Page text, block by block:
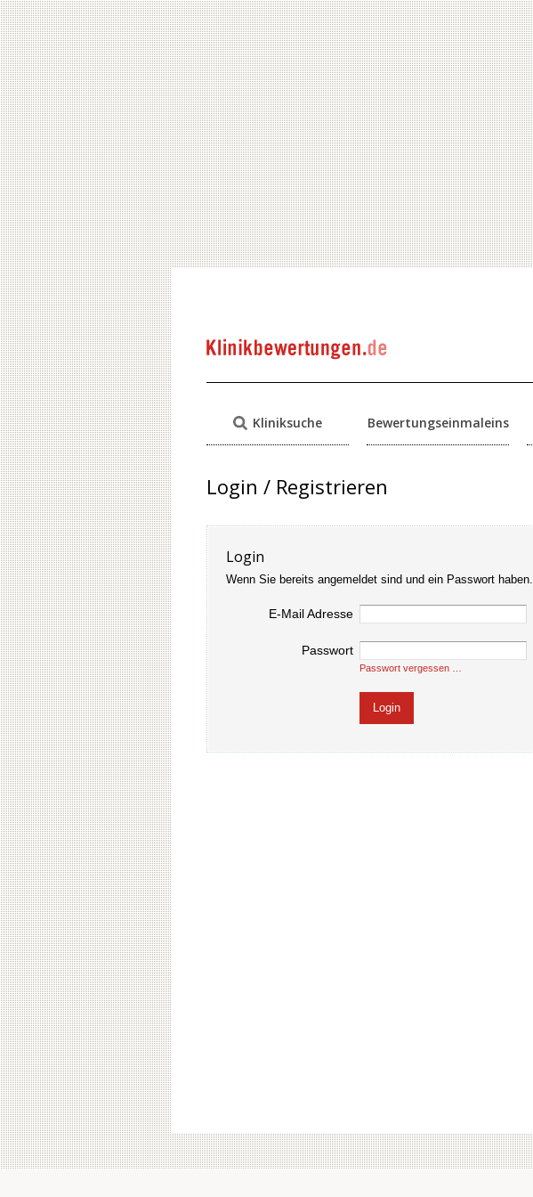
Kliniksuche Bewertungseinmaleins
Login / Registrieren
Login
Wenn Sie bereits angemeldet sind und ein Passwort haben.
E-Mail Adresse
Passwort
Passwort vergessen …